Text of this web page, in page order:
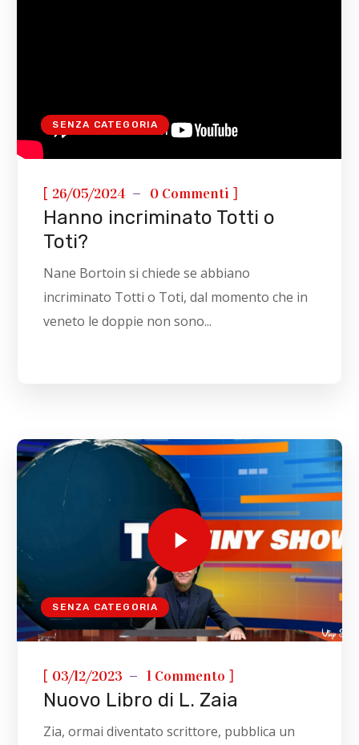
SENZA CATEGORIA
[ 26/05/2024 0 Commenti ]
Hanno incriminato Totti o
Toti?
Nane Bortoin si chiede se abbiano
incriminato Totti o Toti, dal momento che in
veneto le doppie non sono...
SENZA CATEGORIA
[ 03/12/2023 1 Commento ]
Nuovo Libro di L. Zaia
Zia, ormai diventato scrittore, pubblica un